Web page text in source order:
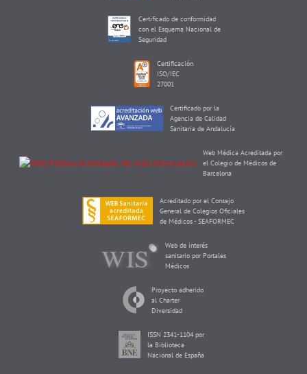
Certificado de conformidad
con el Esquema Nacional de
Seguridad
Certificación
ISO/IEC
27001
Certificado por la
Agencia de Calidad
Sanitaria de Andalucía
Web Médica Acreditada por
el Colegio de Médicos de
Barcelona
Acreditado por el Consejo
General de Colegios Oficiales
de Médicos - SEAFORMEC
Web de interés
sanitario por Portales
Médicos
Proyecto adherido
al Charter
Diversidad
ISSN 2341-1104 por
la Biblioteca
Nacional de España